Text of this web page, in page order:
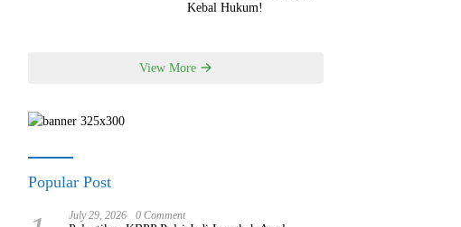
Kebal Hukum!
View More
Popular Post
July 29, 2026 0 Comment